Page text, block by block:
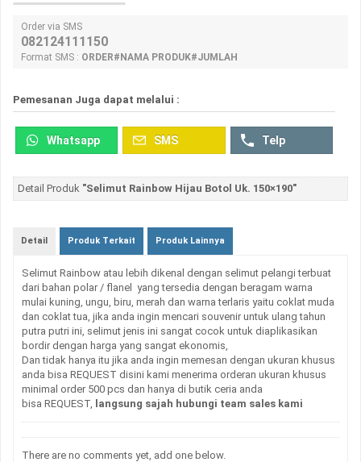
Order via SMS
082124111150
Format SMS : ORDER#NAMA PRODUK#JUMLAH
Pemesanan Juga dapat melalui :
Whatsapp SMS Telp
Detail Produk "Selimut Rainbow Hijau Botol Uk. 150×190"
Detail Produk Terkait Produk Lainnya
Selimut Rainbow atau lebih dikenal dengan selimut pelangi terbuat
dari bahan polar / flanel yang tersedia dengan beragam warna
mulai kuning, ungu, biru, merah dan warna terlaris yaitu coklat muda
dan coklat tua, jika anda ingin mencari souvenir untuk ulang tahun
putra putri ini, selimut jenis ini sangat cocok untuk diaplikasikan
bordir dengan harga yang sangat ekonomis,
Dan tidak hanya itu jika anda ingin memesan dengan ukuran khusus
anda bisa REQUEST disini kami menerima orderan ukuran khusus
minimal order 500 pcs dan hanya di butik ceria anda
bisa REQUEST, langsung sajah hubungi team sales kami
There are no comments yet, add one below.